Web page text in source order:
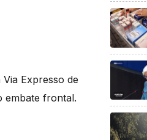
Expresso de
embate frontal.